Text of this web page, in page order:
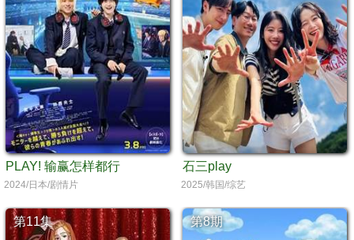
PLAY! 输赢怎样都行
2024/日本/剧情片
石三play
2025/韩国/综艺
第11集 第8期